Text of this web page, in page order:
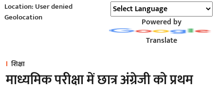
Location: User denied
Geolocation
Powered by
Translate
शिक्षा
माध्यमिक परीक्षा में छात्र अंग्रेजी को प्रथम